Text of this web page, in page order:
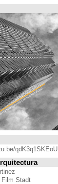
qdK3q1SKEoU
Stadt